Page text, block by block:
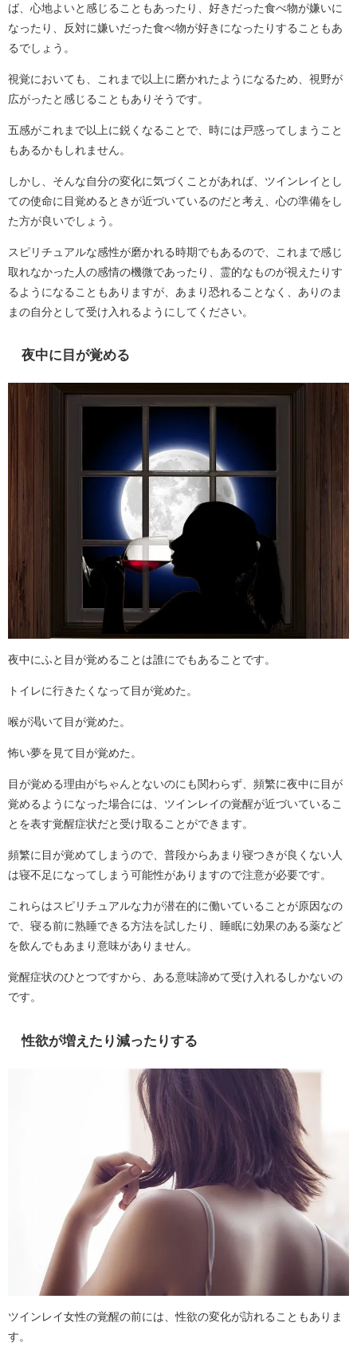
ば、心地よいと感じることもあったり、好きだった食べ物が嫌いに
なったり、反対に嫌いだった食べ物が好きになったりすることもあ
るでしょう。
視覚においても、これまで以上に磨かれたようになるため、視野が
広がったと感じることもありそうです。
五感がこれまで以上に鋭くなることで、時には戸惑ってしまうこと
もあるかもしれません。
しかし、そんな自分の変化に気づくことがあれば、ツインレイとし
ての使命に目覚めるときが近づいているのだと考え、心の準備をし
た方が良いでしょう。
スピリチュアルな感性が磨かれる時期でもあるので、これまで感じ
取れなかった人の感情の機微であったり、霊的なものが視えたりす
るようになることもありますが、あまり恐れることなく、ありのま
まの自分として受け入れるようにしてください。
夜中に目が覚める
夜中にふと目が覚めることは誰にでもあることです。
トイレに行きたくなって目が覚めた。
喉が渇いて目が覚めた。
怖い夢を見て目が覚めた。
目が覚める理由がちゃんとないのにも関わらず、頻繁に夜中に目が
覚めるようになった場合には、ツインレイの覚醒が近づいているこ
とを表す覚醒症状だと受け取ることができます。
頻繁に目が覚めてしまうので、普段からあまり寝つきが良くない人
は寝不足になってしまう可能性がありますので注意が必要です。
これらはスピリチュアルな力が潜在的に働いていることが原因なの
で、寝る前に熟睡できる方法を試したり、睡眠に効果のある薬など
を飲んでもあまり意味がありません。
覚醒症状のひとつですから、ある意味諦めて受け入れるしかないの
です。
性欲が増えたり減ったりする
ツインレイ女性の覚醒の前には、性欲の変化が訪れることもありま
す。